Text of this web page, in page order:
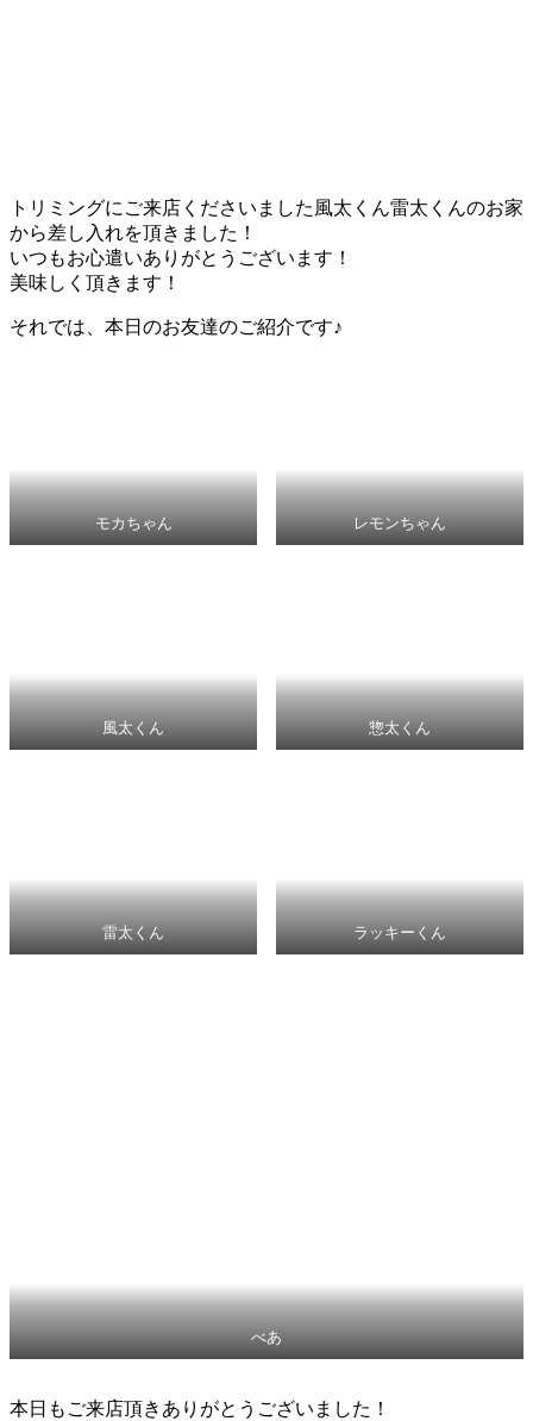
トリミングにご来店くださいました風太くん雷太くんのお家
から差し入れを頂きました！
いつもお心遣いありがとうございます！
美味しく頂きます！
それでは、本日のお友達のご紹介です♪
モカちゃん レモンちゃん
風太くん 惣太くん
雷太くん ラッキーくん
べあ
本日もご来店頂きありがとうございました！